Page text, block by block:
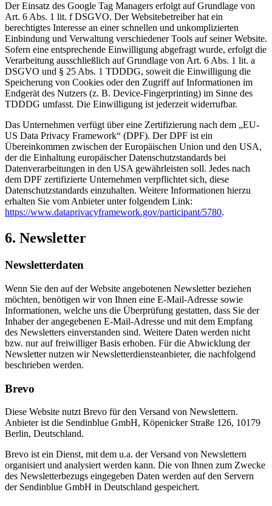
Der Einsatz des Google Tag Managers erfolgt auf Grundlage von
Art. 6 Abs. 1 lit. f DSGVO. Der Websitebetreiber hat ein
berechtigtes Interesse an einer schnellen und unkomplizierten
Einbindung und Verwaltung verschiedener Tools auf seiner Website.
Sofern eine entsprechende Einwilligung abgefragt wurde, erfolgt die
Verarbeitung ausschließlich auf Grundlage von Art. 6 Abs. 1 lit. a
DSGVO und § 25 Abs. 1 TDDDG, soweit die Einwilligung die
Speicherung von Cookies oder den Zugriff auf Informationen im
Endgerät des Nutzers (z. B. Device-Fingerprinting) im Sinne des
TDDDG umfasst. Die Einwilligung ist jederzeit widerrufbar.
Das Unternehmen verfügt über eine Zertifizierung nach dem „EU-
US Data Privacy Framework“ (DPF). Der DPF ist ein
Übereinkommen zwischen der Europäischen Union und den USA,
der die Einhaltung europäischer Datenschutzstandards bei
Datenverarbeitungen in den USA gewährleisten soll. Jedes nach
dem DPF zertifizierte Unternehmen verpflichtet sich, diese
Datenschutzstandards einzuhalten. Weitere Informationen hierzu
erhalten Sie vom Anbieter unter folgendem Link:
https://www.dataprivacyframework.gov/participant/5780.
6. Newsletter
Newsletter­daten
Wenn Sie den auf der Website angebotenen Newsletter beziehen
möchten, benötigen wir von Ihnen eine E-Mail-Adresse sowie
Informationen, welche uns die Überprüfung gestatten, dass Sie der
Inhaber der angegebenen E-Mail-Adresse und mit dem Empfang
des Newsletters einverstanden sind. Weitere Daten werden nicht
bzw. nur auf freiwilliger Basis erhoben. Für die Abwicklung der
Newsletter nutzen wir Newsletterdiensteanbieter, die nachfolgend
beschrieben werden.
Brevo
Diese Website nutzt Brevo für den Versand von Newslettern.
Anbieter ist die Sendinblue GmbH, Köpenicker Straße 126, 10179
Berlin, Deutschland.
Brevo ist ein Dienst, mit dem u.a. der Versand von Newslettern
organisiert und analysiert werden kann. Die von Ihnen zum Zwecke
des Newsletterbezugs eingegeben Daten werden auf den Servern
der Sendinblue GmbH in Deutschland gespeichert.